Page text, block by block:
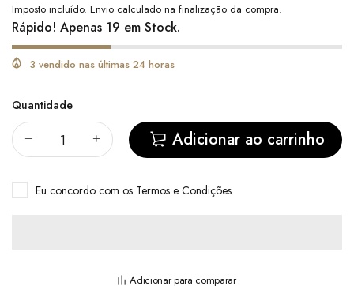
Imposto incluído. Envio calculado na finalização da compra.
Rápido! Apenas 19 em Stock.
3 vendido nas últimas 24 horas
Quantidade
Adicionar ao carrinho
Eu concordo com os Termos e Condições
Adicionar para comparar